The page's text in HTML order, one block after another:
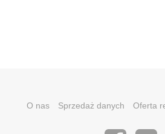
O nas Sprzedaż danych Oferta